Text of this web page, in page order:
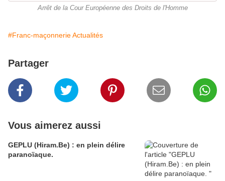
Arrêt de la Cour Européenne des Droits de l'Homme
#Franc-maçonnerie Actualités
Partager
Vous aimerez aussi
GEPLU (Hiram.Be) : en plein délire
paranoïaque.